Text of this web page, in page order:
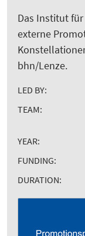
Das Institut
externe
bhn/Lenze.
LED BY:
TEAM:
YEAR:
FUNDING:
DURATION: